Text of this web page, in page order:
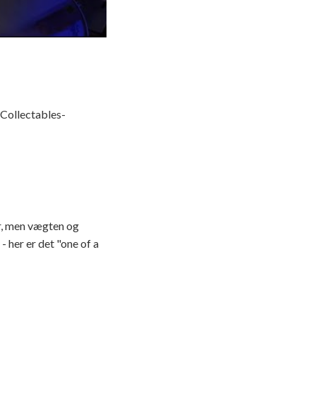
men vægten og
her er det "one of a